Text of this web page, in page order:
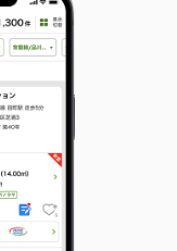
１５地割